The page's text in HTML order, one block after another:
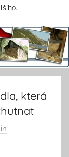
která